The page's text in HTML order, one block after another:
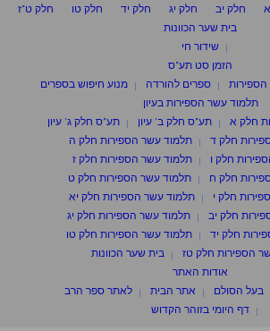
חלק יב חלק יג חלק יד חלק טו
חלק ט"ז
בית שער הכוונות
שידור חי
הזמן סט תע"ס
ספרים להורדה
מנוע חיפוש בספרים
תלמוד עשר הספירות בעיון
חלק א
תע"ס חלק ב' עיון
תע"ס חלק ג' עיון
חלק ד
תלמוד עשר הספירות חלק ה
חלק ו
תלמוד עשר הספירות חלק ז
חלק ח
תלמוד עשר הספירות חלק ט
חלק י
תלמוד עשר הספירות חלק יא
חלק יב
תלמוד עשר הספירות חלק יג
חלק יד
תלמוד עשר הספירות חלק טו
הספירות חלק טז
בית שער הכוונות
אודות האתר
בעל הסולם אתר הבית
לאתר ספר הרב
דף היומי בזוהר הקדוש